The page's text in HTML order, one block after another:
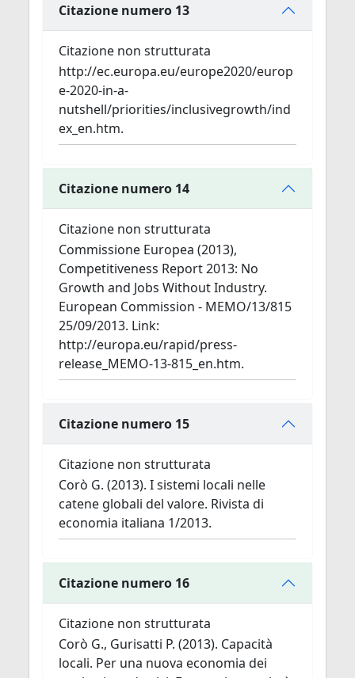
Citazione numero 13
Citazione non strutturata
http://ec.europa.eu/europe2020/europ
e-2020-in-a-
nutshell/priorities/inclusivegrowth/ind
ex_en.htm.
Citazione numero 14
Citazione non strutturata
Commissione Europea (2013),
Competitiveness Report 2013: No
Growth and Jobs Without Industry.
European Commission - MEMO/13/815
25/09/2013. Link:
http://europa.eu/rapid/press-
release_MEMO-13-815_en.htm.
Citazione numero 15
Citazione non strutturata
Corò G. (2013). I sistemi locali nelle
catene globali del valore. Rivista di
economia italiana 1/2013.
Citazione numero 16
Citazione non strutturata
Corò G., Gurisatti P. (2013). Capacità
locali. Per una nuova economia dei